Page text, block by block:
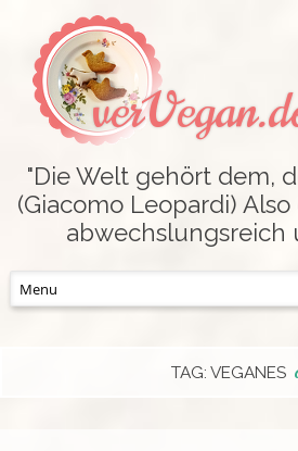
"Die Welt gehört dem,
(Giacomo Leopardi)
abwechslungsreich
to
TAG: VEGANES